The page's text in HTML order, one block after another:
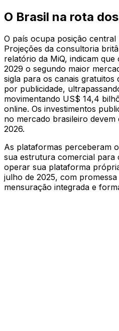
O Brasil na rota
O país ocupa posição central
Projeções da consultoria
relatório da MiQ, indicam
2029 o segundo maior
sigla para os canais gratuitos
por publicidade,
movimentando US$ 14,4
online. Os investimentos
no mercado brasileiro
2026.
As plataformas perceberam
sua estrutura comercial para
operar sua plataforma
julho de 2025, com
mensuração integrada e